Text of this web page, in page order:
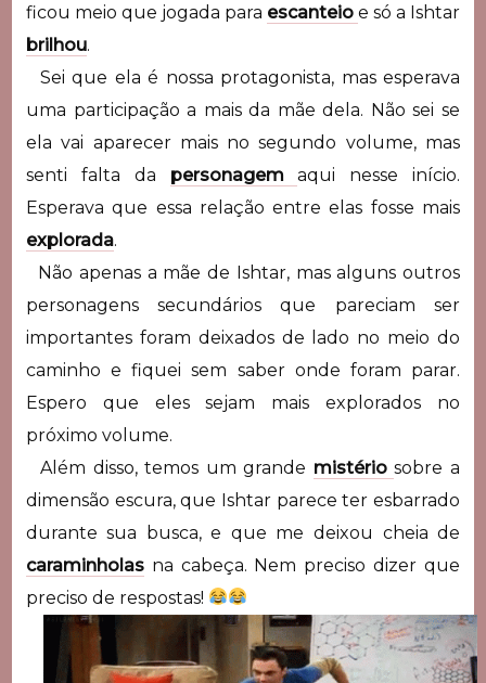
ficou meio que jogada para escanteioe só a Ishtar
brilhou.
Sei que ela é nossa protagonista, mas esperava
uma participação a mais da mãe dela. Não sei se
ela vai aparecer mais no segundo volume, mas
senti falta da personagemaqui nesse início.
Esperava que essa relação entre elas fosse mais
explorada.
Não apenas a mãe de Ishtar, mas alguns outros
personagens secundários que pareciam ser
importantes foram deixados de lado no meio do
caminho e fiquei sem saber onde foram parar.
Espero que eles sejam mais explorados no
próximo volume.
Além disso, temos um grande mistériosobre a
dimensão escura, que Ishtar parece ter esbarrado
durante sua busca, e que me deixou cheia de
caraminholasna cabeça. Nem preciso dizer que
preciso de respostas!